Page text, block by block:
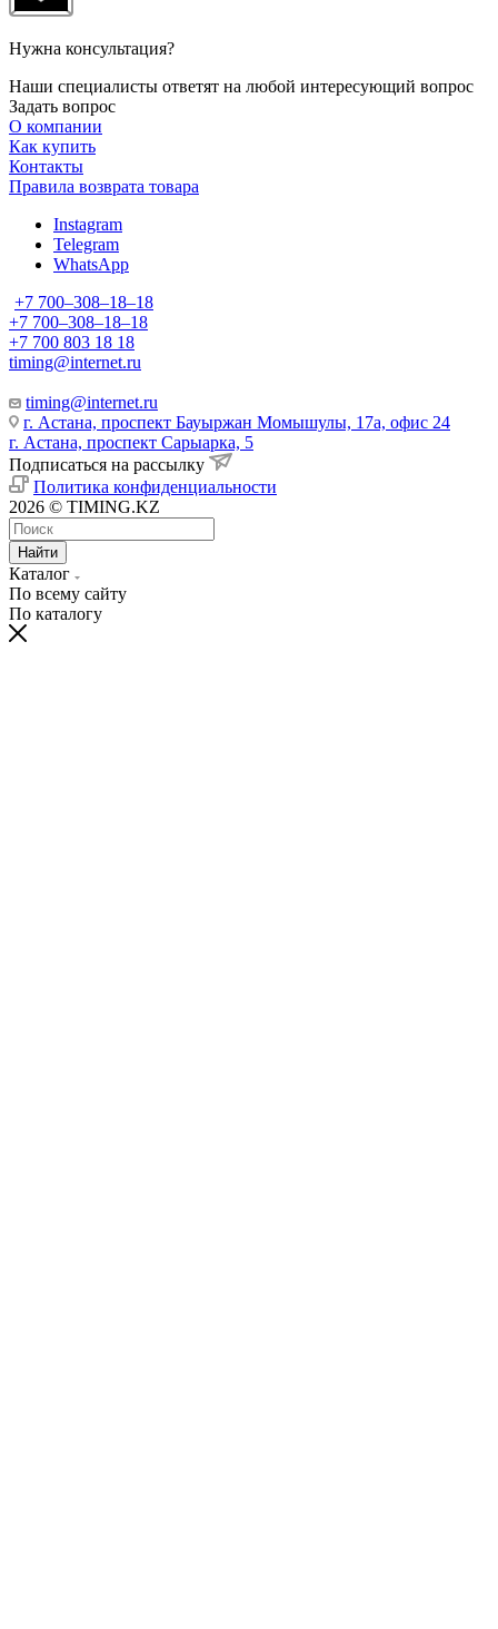
Нужна консультация?
Наши специалисты ответят на любой интересующий вопрос
Задать вопрос
О компании
Как купить
Контакты
Правила возврата товара
Instagram
Telegram
WhatsApp
+7 700‒308‒18‒18
+7 700‒308‒18‒18
+7 700 803 18 18
timing@internet.ru
timing@internet.ru
г. Астана, проспект Бауыржан Момышулы, 17а, офис 24
г. Астана, проспект Сарыарка, 5
Подписаться на рассылку
Политика конфиденциальности
2026 © TIMING.KZ
Найти
Каталог
По всему сайту
По каталогу